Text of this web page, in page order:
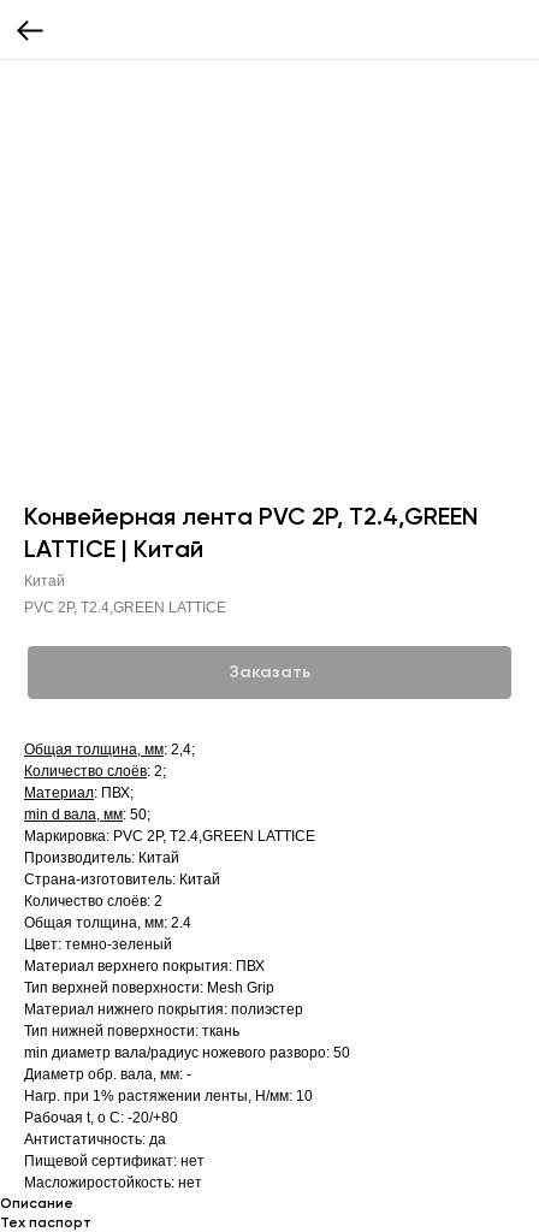
Конвейерная лента PVC 2P, Т2.4,GREEN
LATTICE | Китай
Китай
PVC 2P, Т2.4,GREEN LATTICE
Заказать
Общая толщина, мм: 2,4;
Количество слоёв: 2;
Материал: ПВХ;
min d вала, мм: 50;
Маркировка: PVC 2P, Т2.4,GREEN LATTICE
Производитель: Китай
Страна-изготовитель: Китай
Количество слоёв: 2
Общая толщина, мм: 2.4
Цвет: темно-зеленый
Материал верхнего покрытия: ПВХ
Тип верхней поверхности: Mesh Grip
Материал нижнего покрытия: полиэстер
Тип нижней поверхности: ткань
min диаметр вала/радиус ножевого разворо: 50
Диаметр обр. вала, мм: -
Нагр. при 1% растяжении ленты, Н/мм: 10
Рабочая t, о С: -20/+80
Антистатичность: да
Пищевой сертификат: нет
Масложиростойкость: нет
Описание
Тех паспорт